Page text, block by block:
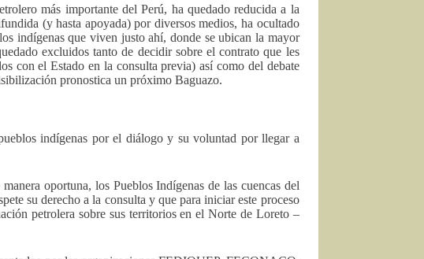
más importante del Perú, ha quedado reducida a la
(y hasta apoyada) por diversos medios, ha ocultado
indígenas que viven justo ahí, donde se ubican la mayor
excluidos tanto de decidir sobre el contrato que les
con el Estado en la consulta previa) así como del debate
pronostica un próximo Baguazo.
indígenas por el diálogo y su voluntad por llegar a
oportuna, los Pueblos Indígenas de las cuencas del
su derecho a la consulta y que para iniciar este proceso
petrolera sobre sus territorios en el Norte de Loreto –